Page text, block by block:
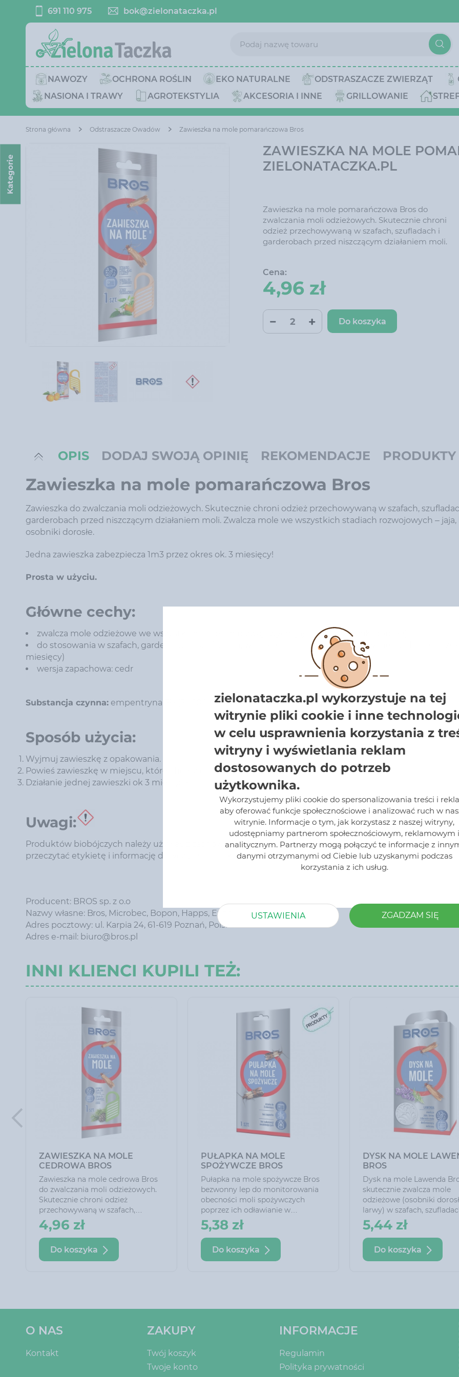
691 110 975 bok@zielonataczka.pl
NAWOZY OCHRONA ROŚLIN EKO NATURALNE ODSTRASZACZE ZWIERZĄT
NASIONA I TRAWY
AGROTEKSTYLIA AKCESORIA I INNE GRILLOWANIE
Strona główna Odstraszacze Owadów Zawieszka na mole pomarańczowa Bros
Kategorie
ZAWIESZKA NA MOLE
ZIELONATACZKA.PL
Zawieszka na mole pomarańczowa Bros do
zwalczania moli odzieżowych. Skutecznie chroni
odzież przechowywaną w szafach, szufladach i
garderobach przed niszczącym działaniem moli.
Cena:
4,96 zł
Do koszyka
OPIS DODAJ SWOJĄ OPINIĘ REKOMENDACJE
Zawieszka na mole pomarańczowa Bros
Zawieszka do zwalczania moli odzieżowych. Skutecznie chroni odzież przechowywaną w szafach,
garderobach przed niszczącym działaniem moli. Zwalcza mole we wszystkich stadiach rozwojowych – jaja,
osobniki dorosłe.
Jedna zawieszka zabezpiecza 1m3 przez okres ok. 3 miesięcy!
Prosta w użyciu.
Główne cechy:
zwalcza mole odzieżowe we wszystkich stadiach rozwojowych (jaja, larwy, osobniki dorosłe)
do stosowania w szafach, garderobach, szufladach, w miejscach, gdzie przechowywane są ubrania
miesięcy)
wersja zapachowa: cedr
Substancja czynna: empentryna 5% (5g/100g)
Sposób użycia:
Wyjmuj zawieszkę z opakowania.
Powieś zawieszkę w miejscu, które chcesz chronić przed molami.
Działanie jednej zawieszki ok 3 miesiące.
Uwagi:
Produktów biobójczych należy używać z zachowaniem środków ostrożności. Przed każdym użyciem
przeczytać etykietę i informację dotyczące produktu.
Producent: BROS sp. z o.o
Nazwy własne: Bros, Microbec, Bopon, Happs, Expel
Adres pocztowy: ul. Karpia 24, 61-619 Poznań, Polska
Adres e-mail: biuro@bros.pl
INNI KLIENCI KUPILI TEŻ:
KULKI NA MOLE BROS
ZAPACH LAWENDY (20
SZTUK)
Kulki na mole Bros zapach
lawendy (20 sztuk) kulki
skutecznie chronią odzież w
szafach, szufladach i garderobach.
Zwalczają dorosłe osobniki moli
odzieżowych oraz ich jaja i larwy.
Każda kulka umieszczona jest w
osobnej, perforowanej saszetce,
dzięki czemu stosowanie produktu
5,19 zł
Do koszyka
PUŁAPKA NA MOLE
SPOŻYWCZE MAX BROS
Pułapka na mole spożywcze Max
Bros estetyczna pułapka do
monitorowania obecności moli
spożywczych poprzez ich
odławianie w kuchniach,
spiżarniach i magazynach oraz
bezpośrednio w szafkach
kuchennych.
7,05 zł
Do koszyka
DYSK NA MOLE KWIAT
POMARAŃCZY BROS
Dysk na mole Kwiat
Bros skutecznie zwalcza
odzieżowe (osobniki
larwy) w szafach,
garderobach. Nadaje
zapach i chroni ubrania do 6
miesięcy.
5,44 zł
Do koszyka
O NAS
Kontakt
ZAKUPY
Twój koszyk
Twoje konto
INFORMACJE
Regulamin
Polityka prywatności
zielonataczka.pl wykorzystuje na tej
witrynie pliki cookie i inne
w celu usprawnienia korzystania z
witryny i wyświetlania reklam
dostosowanych do potrzeb
użytkownika.
Wykorzystujemy pliki cookie do spersonalizowania treści i
aby oferować funkcje społecznościowe i analizować ruch w
witrynie. Informacje o tym, jak korzystasz z naszej witryny,
udostępniamy partnerom społecznościowym, reklamowym i
analitycznym. Partnerzy mogą połączyć te informacje z
danymi otrzymanymi od Ciebie lub uzyskanymi podczas
korzystania z ich usług.
USTAWIENIA ZGADZAM SIĘ